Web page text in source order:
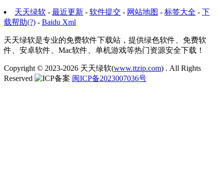
天天绿软 - 最近更新 - 软件提交 - 网站地图 - 标签大全 - 下
载帮助(?) - Baidu Xml
天天绿软是专业的免费软件下载站，提供绿色软件、免费软
件、安卓软件、Mac软件、单机游戏等热门资源安全下载！
Copyright © 2023-2026 天天绿软(www.ttzip.com) . All Rights
Reserved
闽ICP备2023007036号